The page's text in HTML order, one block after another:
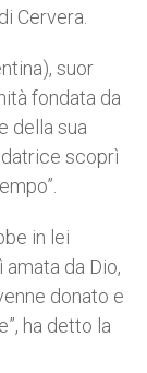
Cervera.
suor
fondata da
della sua
scoprì
in lei
da Dio,
donato e
ha detto la